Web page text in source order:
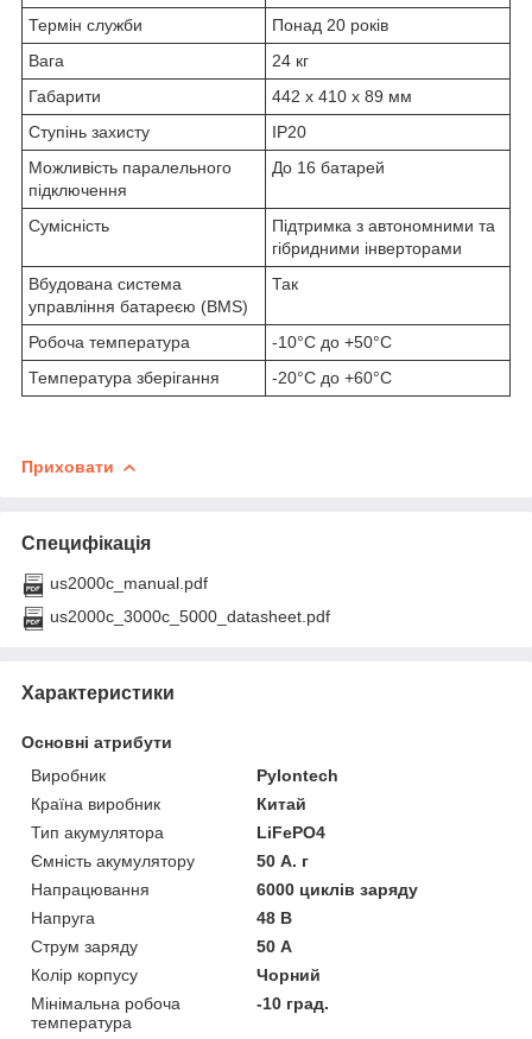
Термін служби
Понад 20 років
Вага
24 кг
Габарити
442 x 410 x 89 мм
Ступінь захисту
IP20
Можливість паралельного
підключення
До 16 батарей
Сумісність
Підтримка з автономними та
гібридними інверторами
Вбудована система
управління батареєю (BMS)
Так
Робоча температура
-10°C до +50°C
Температура зберігання
-20°C до +60°C
Приховати
Специфікація
us2000c_manual.pdf
us2000c_3000c_5000_datasheet.pdf
Характеристики
Основні атрибути
Виробник
Pylontech
Країна виробник
Китай
Тип акумулятора
LiFePO4
Ємність акумулятору
50 А. г
Напрацювання
6000 циклів заряду
Напруга
48 В
Струм заряду
50 А
Колір корпусу
Чорний
Мінімальна робоча
температура
-10 град.